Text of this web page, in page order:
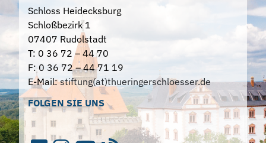
Schloss Heidecksburg
Schloßbezirk 1
07407 Rudolstadt
T: 0 36 72 – 44 70
F: 0 36 72 – 44 71 19
E-Mail:stiftung(at)thueringerschloesser.de
FOLGEN SIE UNS